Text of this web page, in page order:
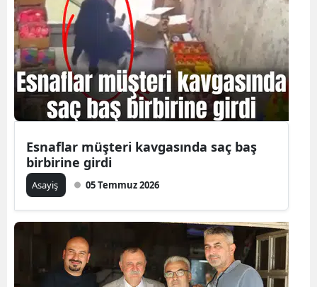
Esnaflar müşteri kavgasında saç baş
birbirine girdi
Asayiş 05 Temmuz 2026